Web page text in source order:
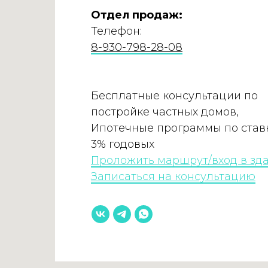
Отдел продаж:
Телефон:
8-930-798-28-08
Бесплатные консультации по
постройке частных домов,
Ипотечные программы по
3% годовых
Проложить маршрут/вход в
Записаться на консультацию